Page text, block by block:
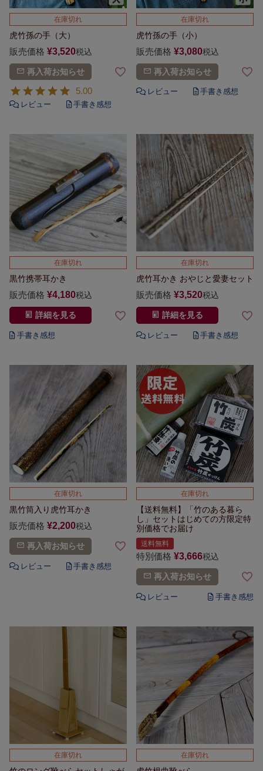
在庫切れ
虎竹孫の手（大）
販売価格 ¥3,520税込
再入荷お知らせ
5.00
在庫切れ
虎竹孫の手（小）
販売価格 ¥3,080税込
再入荷お知らせ
在庫切れ
黒竹携帯耳かき
販売価格 ¥4,180税込
詳細を見る
在庫切れ
虎竹耳かき おやじと愛妻セット
販売価格 ¥3,520税込
詳細を見る
在庫切れ
黒竹筒入り虎竹耳かき
販売価格 ¥2,200税込
再入荷お知らせ
在庫切れ
【送料無料】
「竹のある暮ら
し」セット はじめての方限定特
別価格でお届け
送料無料
特別価格 ¥3,666税込
再入荷お知らせ
在庫切れ 在庫切れ